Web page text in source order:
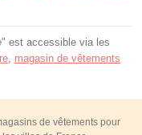
" est accessible via les
magasin de vêtements
de vêtements pour